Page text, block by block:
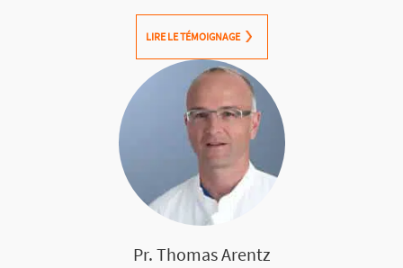
LIRE LE TÉMOIGNAGE
Pr. Thomas Arentz